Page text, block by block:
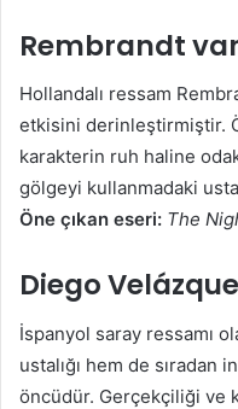
Rembrandt
Hollandalı ressam
etkisini derinleştirmiştir.
karakterin ruh haline
gölgeyi kullanmadaki
Öne çıkan eseri: The
Diego
İspanyol saray ressamı
ustalığı hem de sıradan
öncüdür. Gerçekçiliği ve